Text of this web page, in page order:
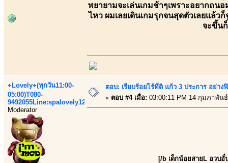
พยายามจะเล่นเกมช้าๆเพราะอยากถน
ไหว ผมเลยเดินเกมรุกจนสุดตัวเลยแล้
จะขึ้น
+Lovely+(ทุกวัน11:00-
05:00)T080-
9492055Line:spalovely123
Moderator
ตอบ: เรียบร้อยไร้ที่ติ แก้ว 3 ประการ อย่า
« ตอบ #4 เมื่อ: 03:00:11 PM 14 กุมภาพัน
[/b เด็กน้อยสายL อวบ